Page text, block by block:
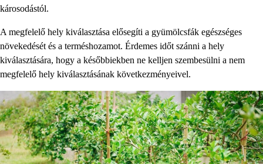
károsodástól.
A megfelelő hely kiválasztása elősegíti a gyümölcsfák egészséges
növekedését és a terméshozamot. Érdemes időt szánni a hely
kiválasztására, hogy a későbbiekben ne kelljen szembesülni a nem
megfelelő hely kiválasztásának következményeivel.